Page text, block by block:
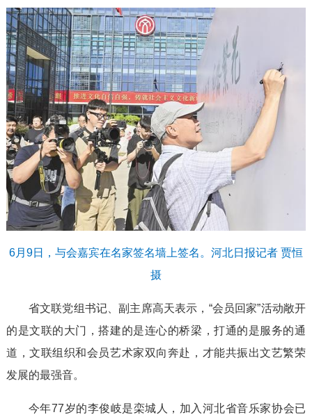
6月9日，与会嘉宾在名家签名墙上签名。河北日报记者 贾恒
摄
省文联党组书记、副主席高天表示，“会员回家”活动敞开
的是文联的大门，搭建的是连心的桥梁，打通的是服务的通
道，文联组织和会员艺术家双向奔赴，才能共振出文艺繁荣
发展的最强音。
今年77岁的李俊岐是栾城人，加入河北省音乐家协会已